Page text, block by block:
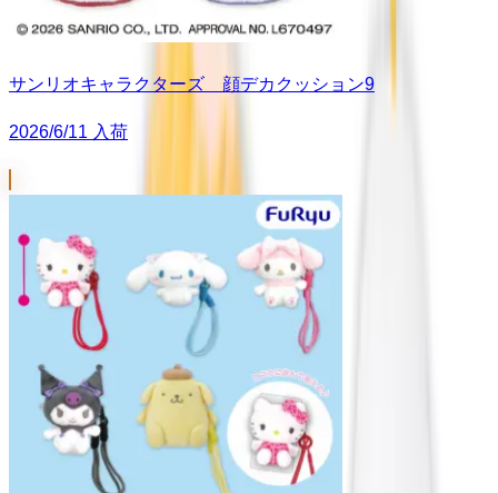
サンリオキャラクターズ 顔デカクッション9
2026/6/11 入荷